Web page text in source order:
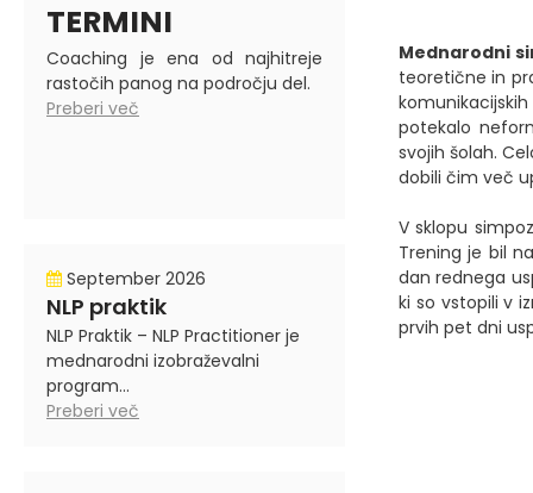
TERMINI
Coaching je ena od najhitreje
rastočih panog na področju del.
Preberi več
September 2026
NLP praktik
NLP Praktik – NLP Practitioner je
mednarodni izobraževalni
program...
Preberi več
Mednarodni
teoretične in
potekalo
svojih šolah.
dobili čim več
V sklopu
Trening je bil
dan rednega
ki so vstopili v
prvih pet dni